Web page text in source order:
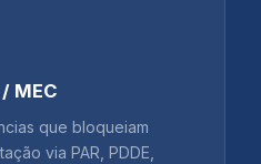
MEC
que bloqueiam
via PAR, PDDE,